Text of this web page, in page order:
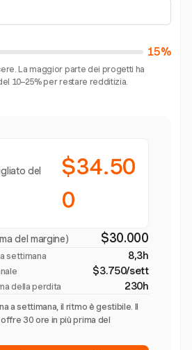
15%
La maggior parte dei progetti ha
10–25% per restare redditizia.
del
$34.50
0
del margine) $30.000
settimana 8,3h
$3.750/sett
della perdita 230h
a settimana, il ritmo è gestibile. Il
30 ore in più prima del